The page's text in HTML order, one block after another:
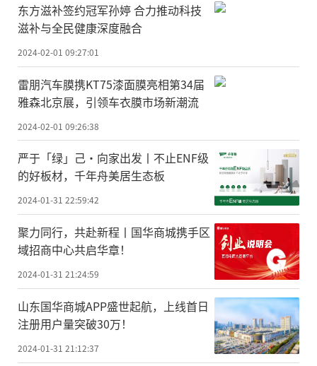
东方滋补签约冠军孙婷 合力推动科技
滋补与全民健康深度融合
2024-02-01 09:27:01
雷朋汽车膜携KT75漆面膜亮相第34届
雅森北京展，引领车衣膜市场新潮流
2024-02-01 09:26:38
严于「绿」己·向家出发丨不止ENF级
的好板材，千年舟美居生态板
2024-01-31 22:59:42
聚力同行，共赴新程丨国华商城携手区
域招商中心共启华章！
2024-01-31 21:24:59
山东国华商城APP盛世起航，上线首日
注册用户量突破30万！
2024-01-31 21:12:37